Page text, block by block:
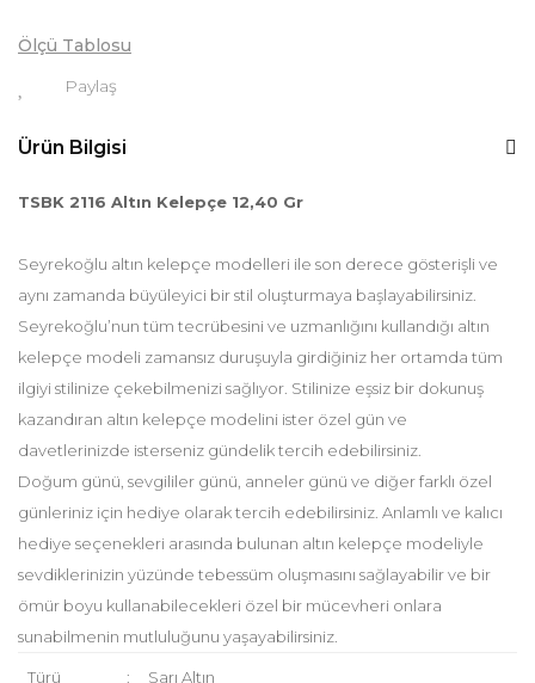
Ölçü Tablosu
Paylaş
Ürün Bilgisi
TSBK 2116 Altın Kelepçe 12,40 Gr
Seyrekoğlu altın kelepçe modelleri ile son derece gösterişli ve
aynı zamanda büyüleyici bir stil oluşturmaya başlayabilirsiniz.
Seyrekoğlu’nun tüm tecrübesini ve uzmanlığını kullandığı altın
kelepçe modeli zamansız duruşuyla girdiğiniz her ortamda tüm
ilgiyi stilinize çekebilmenizi sağlıyor. Stilinize eşsiz bir dokunuş
kazandıran altın kelepçe modelini ister özel gün ve
davetlerinizde isterseniz gündelik tercih edebilirsiniz.
Doğum günü, sevgililer günü, anneler günü ve diğer farklı özel
günleriniz için hediye olarak tercih edebilirsiniz. Anlamlı ve kalıcı
hediye seçenekleri arasında bulunan altın kelepçe modeliyle
sevdiklerinizin yüzünde tebessüm oluşmasını sağlayabilir ve bir
ömür boyu kullanabilecekleri özel bir mücevheri onlara
sunabilmenin mutluluğunu yaşayabilirsiniz.
Türü : Sarı Altın